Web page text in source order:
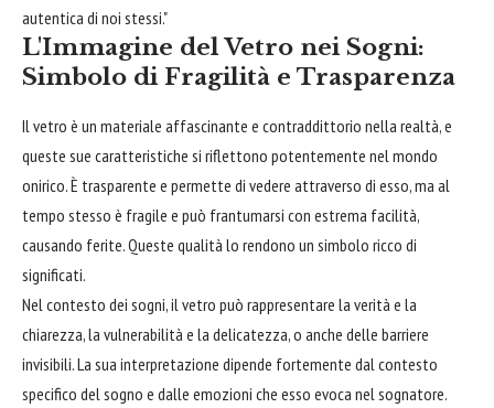
autentica di noi stessi."
L'Immagine del Vetro nei Sogni:
Simbolo di Fragilità e Trasparenza
Il vetro è un materiale affascinante e contraddittorio nella realtà, e
queste sue caratteristiche si riflettono potentemente nel mondo
onirico. È trasparente e permette di vedere attraverso di esso, ma al
tempo stesso è fragile e può frantumarsi con estrema facilità,
causando ferite. Queste qualità lo rendono un simbolo ricco di
significati.
Nel contesto dei sogni, il vetro può rappresentare la verità e la
chiarezza, la vulnerabilità e la delicatezza, o anche delle barriere
invisibili. La sua interpretazione dipende fortemente dal contesto
specifico del sogno e dalle emozioni che esso evoca nel sognatore.